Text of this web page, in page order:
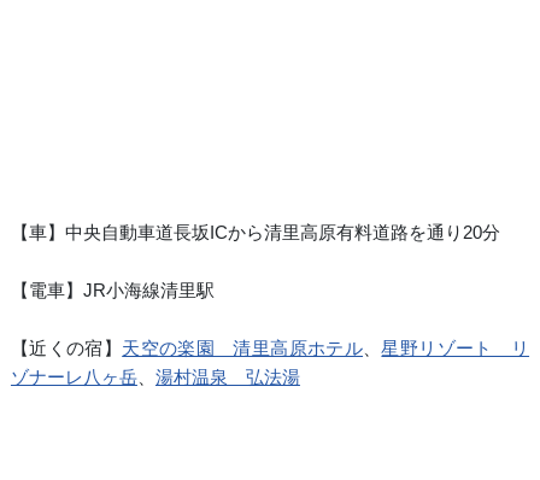
【車】中央自動車道長坂ICから清里高原有料道路を通り20分
【電車】JR小海線清里駅
【近くの宿】 天空の楽園 清里高原ホテル 、星野リゾート リ
ゾナーレ八ヶ岳、 湯村温泉 弘法湯